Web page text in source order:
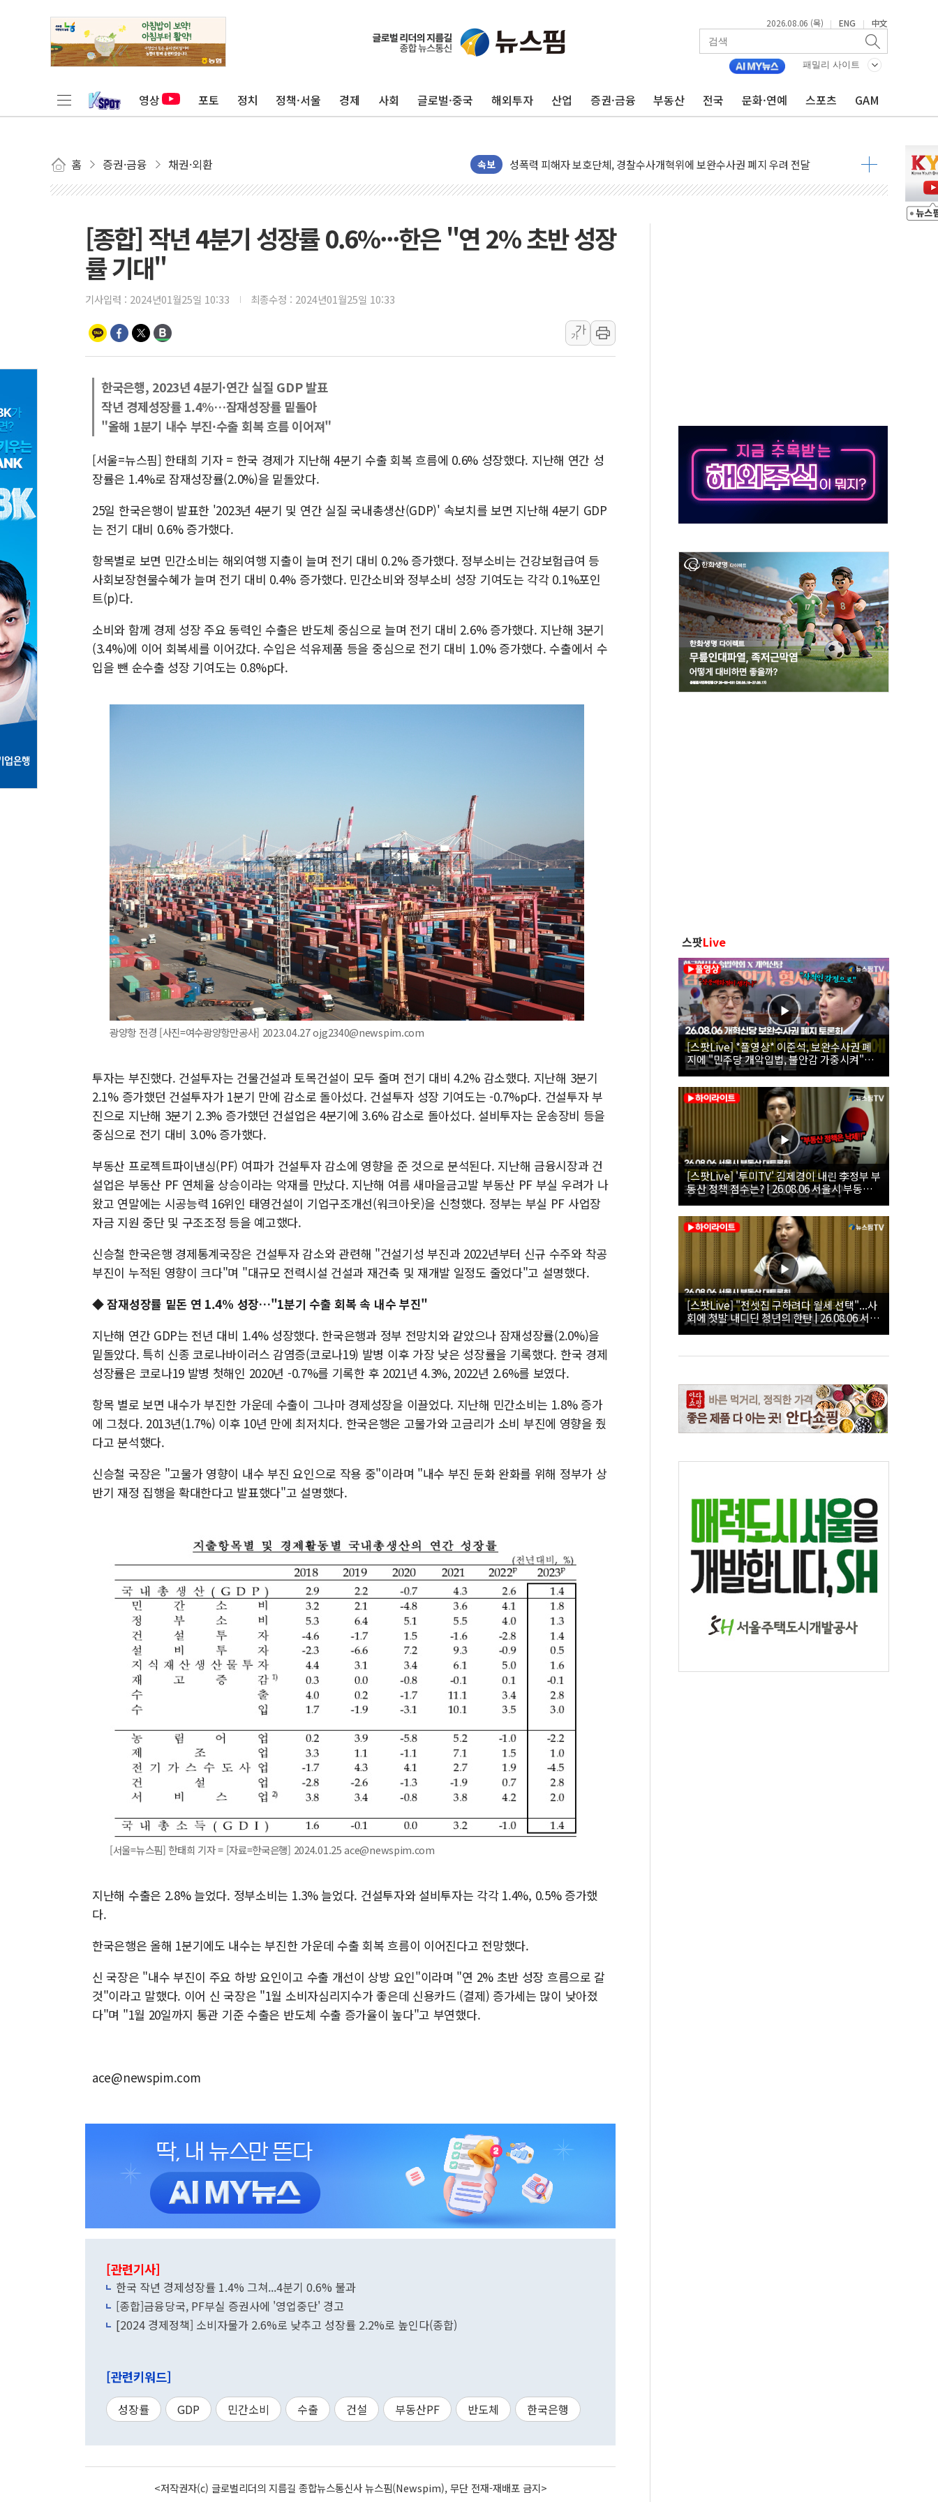
2026.08.06 (목) | ENG | 中文
패밀리 사이트
영상 포토 정치 정책·서울 경제 사회 글로벌·중국 해외투자 산업 증권·금융 부동산 전국 문화·연예 스포츠 GAM
홈 증권·금융 채권·외환 속보
강원·전라권 폭염중대경보 확대…온열질환자 2665명·사망 23명
빚투·레버리지 줄었지만, 반도체 두 종목에 코스피 '휘청'
양주 가전제품 창고서 화재…차량 3대·건물 1동 전소
종로·중구 오피스 78%가 준공 10년 이상…리뉴얼이 경쟁력 가른다
법원, '관저 이전 봐주기 감사' 유병호 구속적부심 기각
우크라, 러 탄도미사일 공격에 속수무책… 패트리엇 미사일 지원, 작년의 3분의 1
"5.18은 북한 지령" 설교한 목사 불구속 송치
[내일날씨] 절기상 '입추'에 폭염 절정…서울 한낮 39도
제천 바이오밸리 공장 옥상서 불…30여분 만에 진화
[속보] 북, 동해상으로 미상 발사체 발사
한국투자증권, 국내 최초 상반기 영업이익 2조 돌파
[종합] 작년 4분기 성장률 0.6%···한은 "연 2% 초반 성장
률 기대"
기사입력 : 2024년01월25일 10:33 최종수정 : 2024년01월25일 10:33
가
가
한국은행, 2023년 4분기·연간 실질 GDP 발표
작년 경제성장률 1.4%…잠재성장률 밑돌아
"올해 1분기 내수 부진·수출 회복 흐름 이어져"
[서울=뉴스핌] 한태희 기자 = 한국 경제가 지난해 4분기 수출 회복 흐름에 0.6% 성장했다. 지난해 연간 성
장률은 1.4%로 잠재성장률(2.0%)을 밑돌았다.
25일 한국은행이 발표한 '2023년 4분기 및 연간 실질 국내총생산(GDP)' 속보치를 보면 지난해 4분기 GDP
는 전기 대비 0.6% 증가했다.
항목별로 보면 민간소비는 해외여행 지출이 늘며 전기 대비 0.2% 증가했다. 정부소비는 건강보험급여 등
사회보장현물수혜가 늘며 전기 대비 0.4% 증가했다. 민간소비와 정부소비 성장 기여도는 각각 0.1%포인
트(p)다.
소비와 함께 경제 성장 주요 동력인 수출은 반도체 중심으로 늘며 전기 대비 2.6% 증가했다. 지난해 3분기
(3.4%)에 이어 회복세를 이어갔다. 수입은 석유제품 등을 중심으로 전기 대비 1.0% 증가했다. 수출에서 수
입을 뺀 순수출 성장 기여도는 0.8%p다.
광양항 전경 [사진=여수광양항만공사] 2023.04.27 ojg2340@newspim.com
투자는 부진했다. 건설투자는 건물건설과 토목건설이 모두 줄며 전기 대비 4.2% 감소했다. 지난해 3분기
2.1% 증가했던 건설투자가 1분기 만에 감소로 돌아섰다. 건설투자 성장 기여도는 -0.7%p다. 건설투자 부
진으로 지난해 3분기 2.3% 증가했던 건설업은 4분기에 3.6% 감소로 돌아섰다. 설비투자는 운송장비 등을
중심으로 전기 대비 3.0% 증가했다.
부동산 프로젝트파이낸싱(PF) 여파가 건설투자 감소에 영향을 준 것으로 분석된다. 지난해 금융시장과 건
설업은 부동산 PF 연체율 상승이라는 악재를 만났다. 지난해 여름 새마을금고발 부동산 PF 부실 우려가 나
왔고 연말에는 시공능력 16위인 태영건설이 기업구조개선(워크아웃)을 신청했다. 정부는 부실 PF 사업장
자금 지원 중단 및 구조조정 등을 예고했다.
신승철 한국은행 경제통계국장은 건설투자 감소와 관련해 "건설기성 부진과 2022년부터 신규 수주와 착공
부진이 누적된 영향이 크다"며 "대규모 전력시설 건설과 재건축 및 재개발 일정도 줄었다"고 설명했다.
◆ 잠재성장률 밑돈 연 1.4% 성장…"1분기 수출 회복 속 내수 부진"
지난해 연간 GDP는 전년 대비 1.4% 성장했다. 한국은행과 정부 전망치와 같았으나 잠재성장률(2.0%)을
밑돌았다. 특히 신종 코로나바이러스 감염증(코로나19) 발병 이후 가장 낮은 성장률을 기록했다. 한국 경제
성장률은 코로나19 발병 첫해인 2020년 -0.7%를 기록한 후 2021년 4.3%, 2022년 2.6%를 보였다.
항목 별로 보면 내수가 부진한 가운데 수출이 그나마 경제성장을 이끌었다. 지난해 민간소비는 1.8% 증가
에 그쳤다. 2013년(1.7%) 이후 10년 만에 최저치다. 한국은행은 고물가와 고금리가 소비 부진에 영향을 줬
다고 분석했다.
신승철 국장은 "고물가 영향이 내수 부진 요인으로 작용 중"이라며 "내수 부진 둔화 완화를 위해 정부가 상
반기 재정 집행을 확대한다고 발표했다"고 설명했다.
[서울=뉴스핌] 한태희 기자 = [자료=한국은행] 2024.01.25 ace@newspim.com
지난해 수출은 2.8% 늘었다. 정부소비는 1.3% 늘었다. 건설투자와 설비투자는 각각 1.4%, 0.5% 증가했
다.
한국은행은 올해 1분기에도 내수는 부진한 가운데 수출 회복 흐름이 이어진다고 전망했다.
신 국장은 "내수 부진이 주요 하방 요인이고 수출 개선이 상방 요인"이라며 "연 2% 초반 성장 흐름으로 갈
것"이라고 말했다. 이어 신 국장은 "1월 소비자심리지수가 좋은데 신용카드 (결제) 증가세는 많이 낮아졌
다"며 "1월 20일까지 통관 기준 수출은 반도체 수출 증가율이 높다"고 부연했다.
ace@newspim.com
[관련기사]
한국 작년 경제성장률 1.4% 그쳐...4분기 0.6% 불과
[종합]금융당국, PF부실 증권사에 '영업중단' 경고
[2024 경제정책] 소비자물가 2.6%로 낮추고 성장률 2.2%로 높인다(종합)
[관련키워드]
성장률 GDP 민간소비 수출 건설 부동산PF 반도체 한국은행
<저작권자(c) 글로벌리더의 지름길 종합뉴스통신사 뉴스핌(Newspim), 무단 전재-재배포 금지>
스팟Live
[스팟Live] *풀영상* 이준석, 보완수사권 폐
지에 "민주당 개악입법, 불안감 가중시켜"｜
26.08.06 개혁신당 보완수사권 폐지 토론회
[스팟Live] '투미TV' 김제경이 내린 李정부 부
동산 정책 점수는? | 26.08.06 서울시 부동산
대토론회
[스팟Live] "전셋집 구하려다 월세 선택"...사
회에 첫발 내디딘 청년의 한탄 | 26.08.06 서울
시 부동산 대토론회